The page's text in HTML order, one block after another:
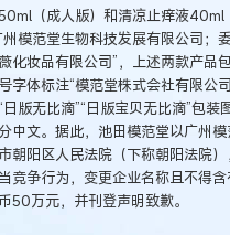
（成人版）和清凉止痒液40ml
模范堂生物科技发展有限公司；
妆品有限公司”，上述两款产品
体标注“模范堂株式会社有限公
版无比滴”“日版宝贝无比滴”包装
中文。据此，池田模范堂以广州
朝阳区人民法院（下称朝阳法院
争行为，变更企业名称且不得
50万元，并刊登声明致歉。